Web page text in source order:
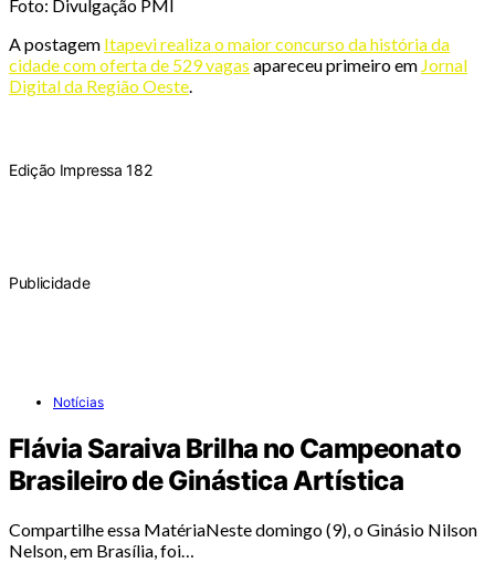
Foto: Divulgação PMI
A postagem Itapevi realiza o maior concurso da história da
cidade com oferta de 529 vagas apareceu primeiro em Jornal
Digital da Região Oeste.
Edição Impressa 182
Publicidade
Notícias
Flávia Saraiva Brilha no Campeonato
Brasileiro de Ginástica Artística
Compartilhe essa MatériaNeste domingo (9), o Ginásio Nilson
Nelson, em Brasília, foi…